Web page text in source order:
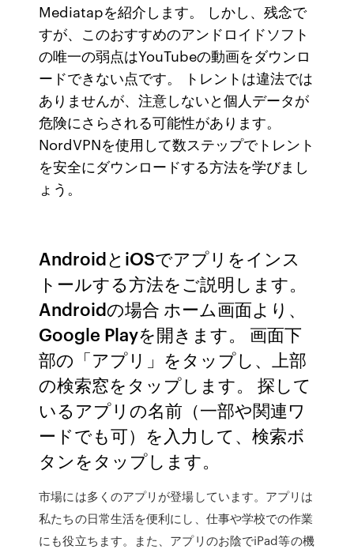
Mediatapを紹介します。 しかし、残念で
すが、このおすすめのアンドロイドソフト
の唯一の弱点はYouTubeの動画をダウンロ
ードできない点です。 トレントは違法では
ありませんが、注意しないと個人データが
危険にさらされる可能性があります。
NordVPNを使用して数ステップでトレント
を安全にダウンロードする方法を学びまし
ょう。
AndroidとiOSでアプリをインス
トールする方法をご説明します。
Androidの場合 ホーム画面より、
Google Playを開きます。 画面下
部の「アプリ」をタップし、上部
の検索窓をタップします。 探して
いるアプリの名前（一部や関連ワ
ードでも可）を入力して、検索ボ
タンをタップします。
市場には多くのアプリが登場しています。アプリは
私たちの日常生活を便利にし、仕事や学校での作業
にも役立ちます。また、アプリのお陰でiPad等の機